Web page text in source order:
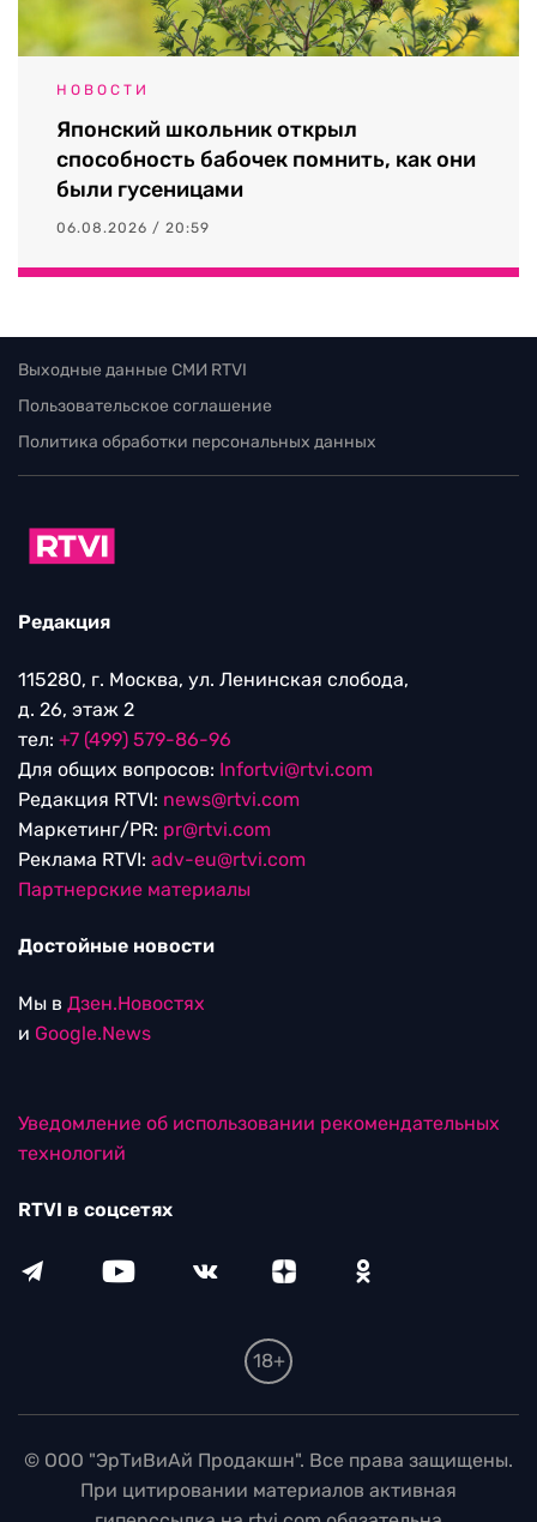
НОВОСТИ
Японский школьник открыл
способность бабочек помнить, как они
были гусеницами
06.08.2026 / 20:59
Выходные данные СМИ RTVI
Пользовательское соглашение
Политика обработки персональных данных
Редакция
115280, г. Москва, ул. Ленинская слобода,
д. 26, этаж 2
тел: +7 (499) 579-86-96
Для общих вопросов: Infortvi@rtvi.com
Редакция RTVI: news@rtvi.com
Маркетинг/PR: pr@rtvi.com
Реклама RTVI: adv-eu@rtvi.com
Партнерские материалы
Достойные новости
Мы в Дзен.Новостях
и Google.News
Уведомление об использовании рекомендательных
технологий
RTVI в соцсетях
18+
© ООО "ЭрТиВиАй Продакшн". Все права защищены.
При цитировании материалов активная